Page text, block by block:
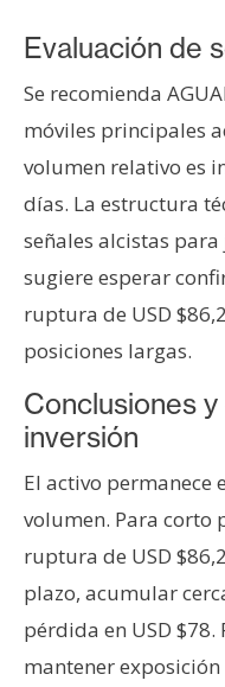
Evaluación de
Se recomienda
móviles principales
volumen relativo es
días. La estructura
señales alcistas
sugiere esperar
ruptura de USD
posiciones largas.
Conclusiones
inversión
El activo permanece
volumen. Para corto
ruptura de USD
plazo, acumular
pérdida en USD
mantener